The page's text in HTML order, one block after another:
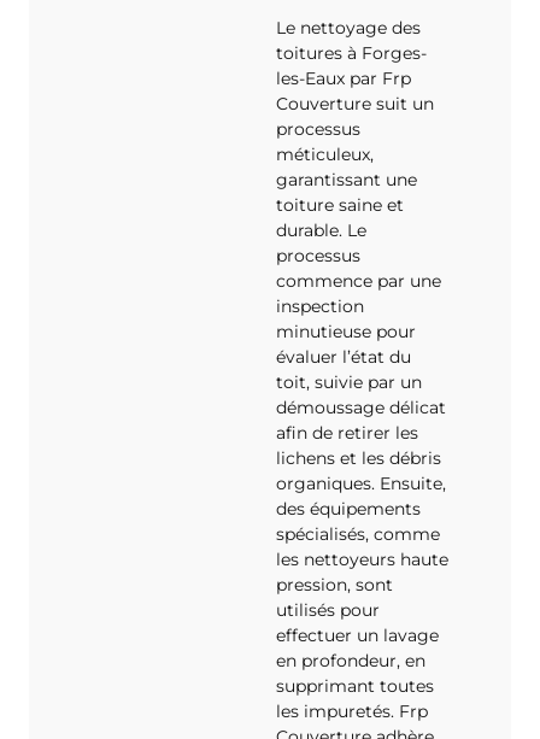
Le nettoyage des
toitures à Forges-
les-Eaux par Frp
Couverture suit un
processus
méticuleux,
garantissant une
toiture saine et
durable. Le
processus
commence par une
inspection
minutieuse pour
évaluer l’état du
toit, suivie par un
démoussage délicat
afin de retirer les
lichens et les débris
organiques. Ensuite,
des équipements
spécialisés, comme
les nettoyeurs haute
pression, sont
utilisés pour
effectuer un lavage
en profondeur, en
supprimant toutes
les impuretés. Frp